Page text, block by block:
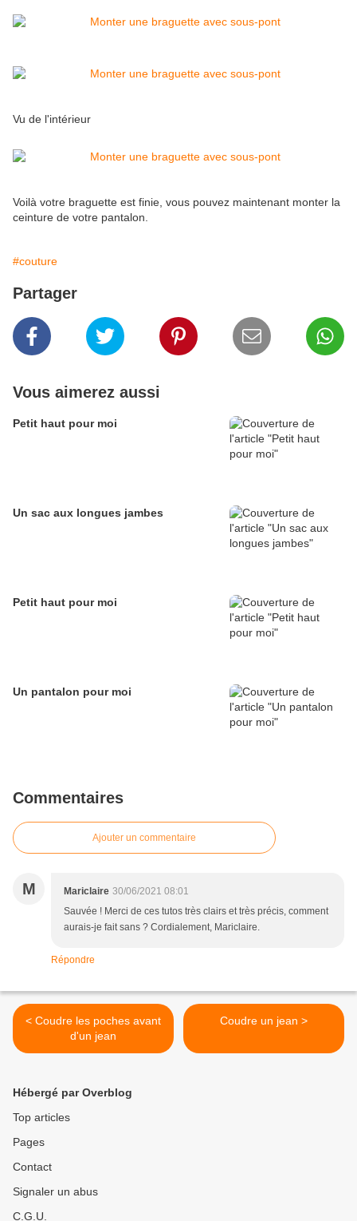
Vu de l'intérieur
Voilà votre braguette est finie, vous pouvez maintenant monter la
ceinture de votre pantalon.
#couture
Partager
Vous aimerez aussi
Petit haut pour moi
Un sac aux longues jambes
Petit haut pour moi
Un pantalon pour moi
Commentaires
Ajouter un commentaire
M Mariclaire 30/06/2021 08:01
Sauvée ! Merci de ces tutos très clairs et très précis, comment
aurais-je fait sans ? Cordialement, Mariclaire.
Répondre
< Coudre les poches avant
d'un jean
Coudre un jean >
Hébergé par Overblog
Top articles
Pages
Contact
Signaler un abus
C.G.U.